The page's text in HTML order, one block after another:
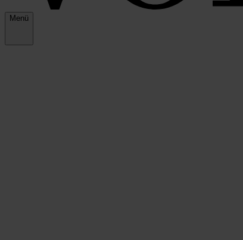
Menü